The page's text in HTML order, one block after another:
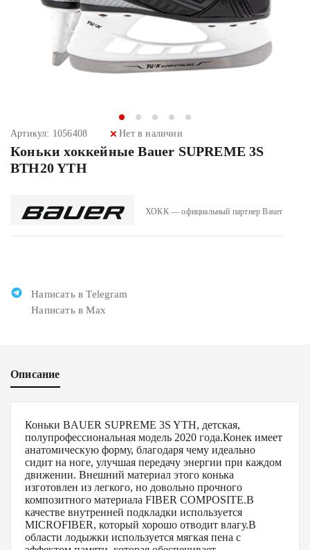
Артикул: 1056408 Нет в наличии
Коньки хоккейные Bauer SUPREME 3S
BTH20 YTH
ХОКК — официальный партнер Bauer
Написать в Telegram
Написать в Max
Описание
Коньки BAUER SUPREME 3S YTH, детская,
полупрофессиональная модель 2020 года.Конек имеет
анатомическую форму, благодаря чему идеально
сидит на ноге, улучшая передачу энергии при каждом
движении. Внешний материал этого конька
изготовлен из легкого, но довольно прочного
композитного материала FIBER COMPOSITE.В
качестве внутренней подкладки используется
MICROFIBER, который хорошо отводит влагу.В
области лодыжки используется мягкая пена с